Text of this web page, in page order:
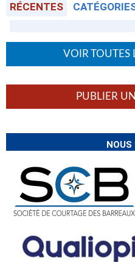
RÉCENTES
VOIR TOUTES
PUBLIER
NOUS